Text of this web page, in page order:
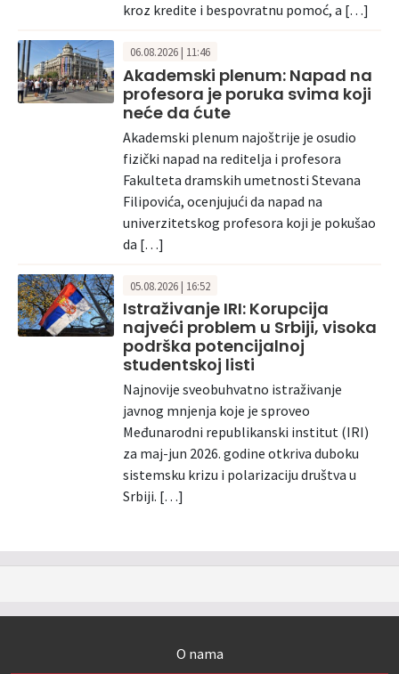
kroz kredite i bespovratnu pomoć, a […]
06.08.2026 | 11:46
Akademski plenum: Napad na
profesora je poruka svima koji
neće da ćute
Akademski plenum najoštrije je osudio
fizički napad na reditelja i profesora
Fakulteta dramskih umetnosti Stevana
Filipovića, ocenjujući da napad na
univerzitetskog profesora koji je pokušao
da […]
05.08.2026 | 16:52
Istraživanje IRI: Korupcija
najveći problem u Srbiji, visoka
podrška potencijalnoj
studentskoj listi
Najnovije sveobuhvatno istraživanje
javnog mnjenja koje je sproveo
Međunarodni republikanski institut (IRI)
za maj-jun 2026. godine otkriva duboku
sistemsku krizu i polarizaciju društva u
Srbiji. […]
O nama